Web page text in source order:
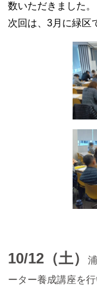
数いただきました。
次回は、3月に緑区
10/12（土）
ーター養成講座を行